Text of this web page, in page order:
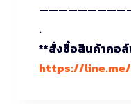
.
**สั่งซื้อสินค้ากอ
https://